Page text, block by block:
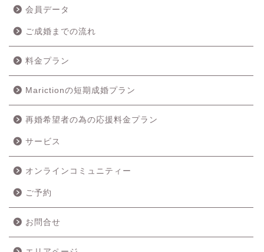
会員データ
ご成婚までの流れ
料金プラン
Marictionの短期成婚プラン
再婚希望者の為の応援料金プラン
サービス
オンラインコミュニティー
ご予約
お問合せ